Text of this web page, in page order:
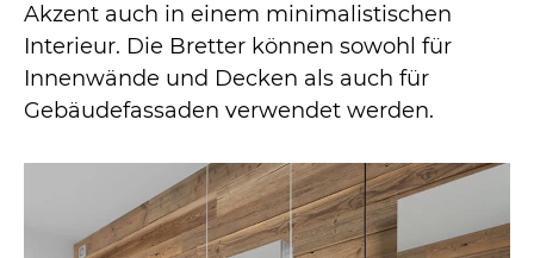
Akzent auch in einem minimalistischen
Interieur. Die Bretter können sowohl für
Innenwände und Decken als auch für
Gebäudefassaden verwendet werden.